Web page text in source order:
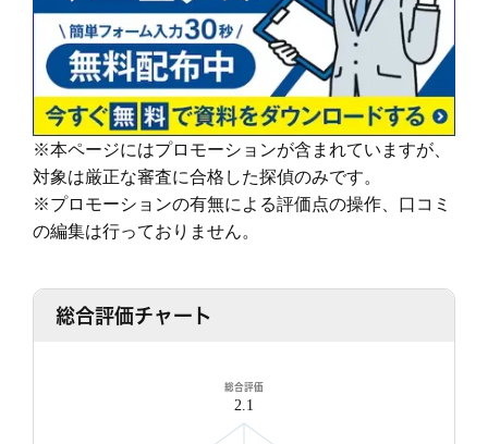
毎年最新機材を購入しています。
(他社２～３年に１回買い替え)
カウンセリング 「明朗会計」がモットー。 あとから請求は時
間延長以外一切なし！
依頼者様にあった最適なプランを、オーダーメ
イドで提案します。
続きを読む
報告書 「明朗会計」がモットー。 あとから請求は時
間延長以外一切なし！
依頼者様にあった最適なプランを、オーダーメ
イドで提案します。
土 日 月
○
※本ページにはプロモーションが含まれていますが、
対象は厳正な審査に合格した探偵のみです。
※プロモーションの有無による評価点の操作、口コミ
の編集は行っておりません。
総合評価チャート
総合評価
2.1